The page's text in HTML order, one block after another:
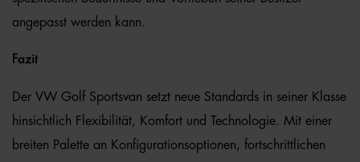
angepasst werden kann.
Fazit
Der VW Golf Sportsvan setzt neue Standards in seiner Klasse
hinsichtlich Flexibilität, Komfort und Technologie. Mit einer
breiten Palette an Konfigurationsoptionen, fortschrittlichen